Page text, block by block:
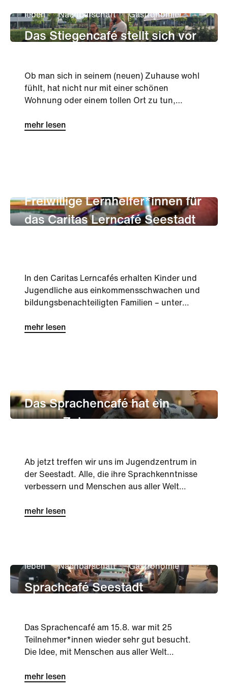
leben Nachbarschaft Gastronomie
Das Stiegencafé stellt sich vor
Ob man sich in seinem (neuen) Zuhause wohl
fühlt, hat nicht nur mit einer schönen
Wohnung oder einem tollen Ort zu tun,
mehr lesen
Freiwillige Lernhelfer*innen für
das Caritas Lerncafé Seestadt
In den Caritas Lerncafés erhalten Kinder und
Jugendliche aus einkommensschwachen und
bildungsbenachteiligten Familien – unter
mehr lesen
Das Sprachencafé hat ein
neues Zuhause
Ab jetzt treffen wir uns im Jugendzentrum in
der Seestadt. Alle, die ihre Sprachkenntnisse
verbessern und Menschen aus aller Welt
mehr lesen
leben Nachbarschaft Gastronomie
Sprachcafé Seestadt
Das Sprachencafé am 15.8. war mit 25
Teilnehmer*innen wieder sehr gut besucht.
Die Idee, mit Menschen aus aller Welt
...
mehr lesen